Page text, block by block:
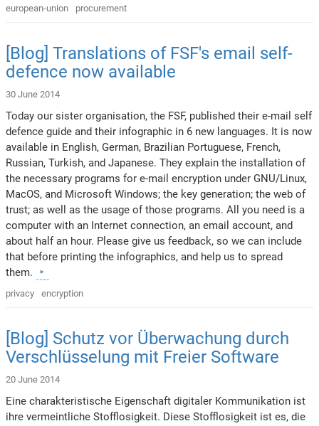
european-union procurement
[Blog] Translations of FSF's email self-
defence now available
30 June 2014
Today our sister organisation, the FSF, published their e-mail self
defence guide and their infographic in 6 new languages. It is now
available in English, German, Brazilian Portuguese, French,
Russian, Turkish, and Japanese. They explain the installation of
the necessary programs for e-mail encryption under GNU/Linux,
MacOS, and Microsoft Windows; the key generation; the web of
trust; as well as the usage of those programs. All you need is a
computer with an Internet connection, an email account, and
about half an hour. Please give us feedback, so we can include
that before printing the infographics, and help us to spread
them.
privacy encryption
[Blog] Schutz vor Überwachung durch
Verschlüsselung mit Freier Software
20 June 2014
Eine charakteristische Eigenschaft digitaler Kommunikation ist
ihre vermeintliche Stofflosigkeit. Diese Stofflosigkeit ist es, die